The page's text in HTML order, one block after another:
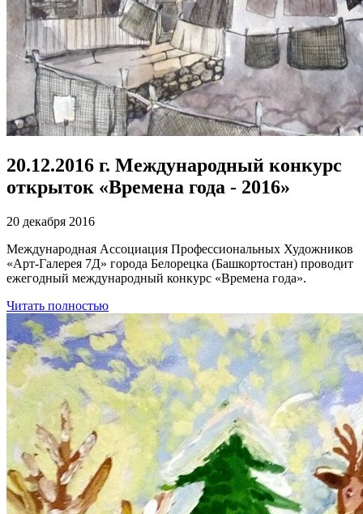
20.12.2016 г. Международный конкурс
открыток «Времена года - 2016»
20 декабря 2016
Международная Ассоциация Профессиональных Художников
«Арт-Галерея 7Д» города Белорецка (Башкортостан) проводит
ежегодный международный конкурс «Времена года».
Читать полностью